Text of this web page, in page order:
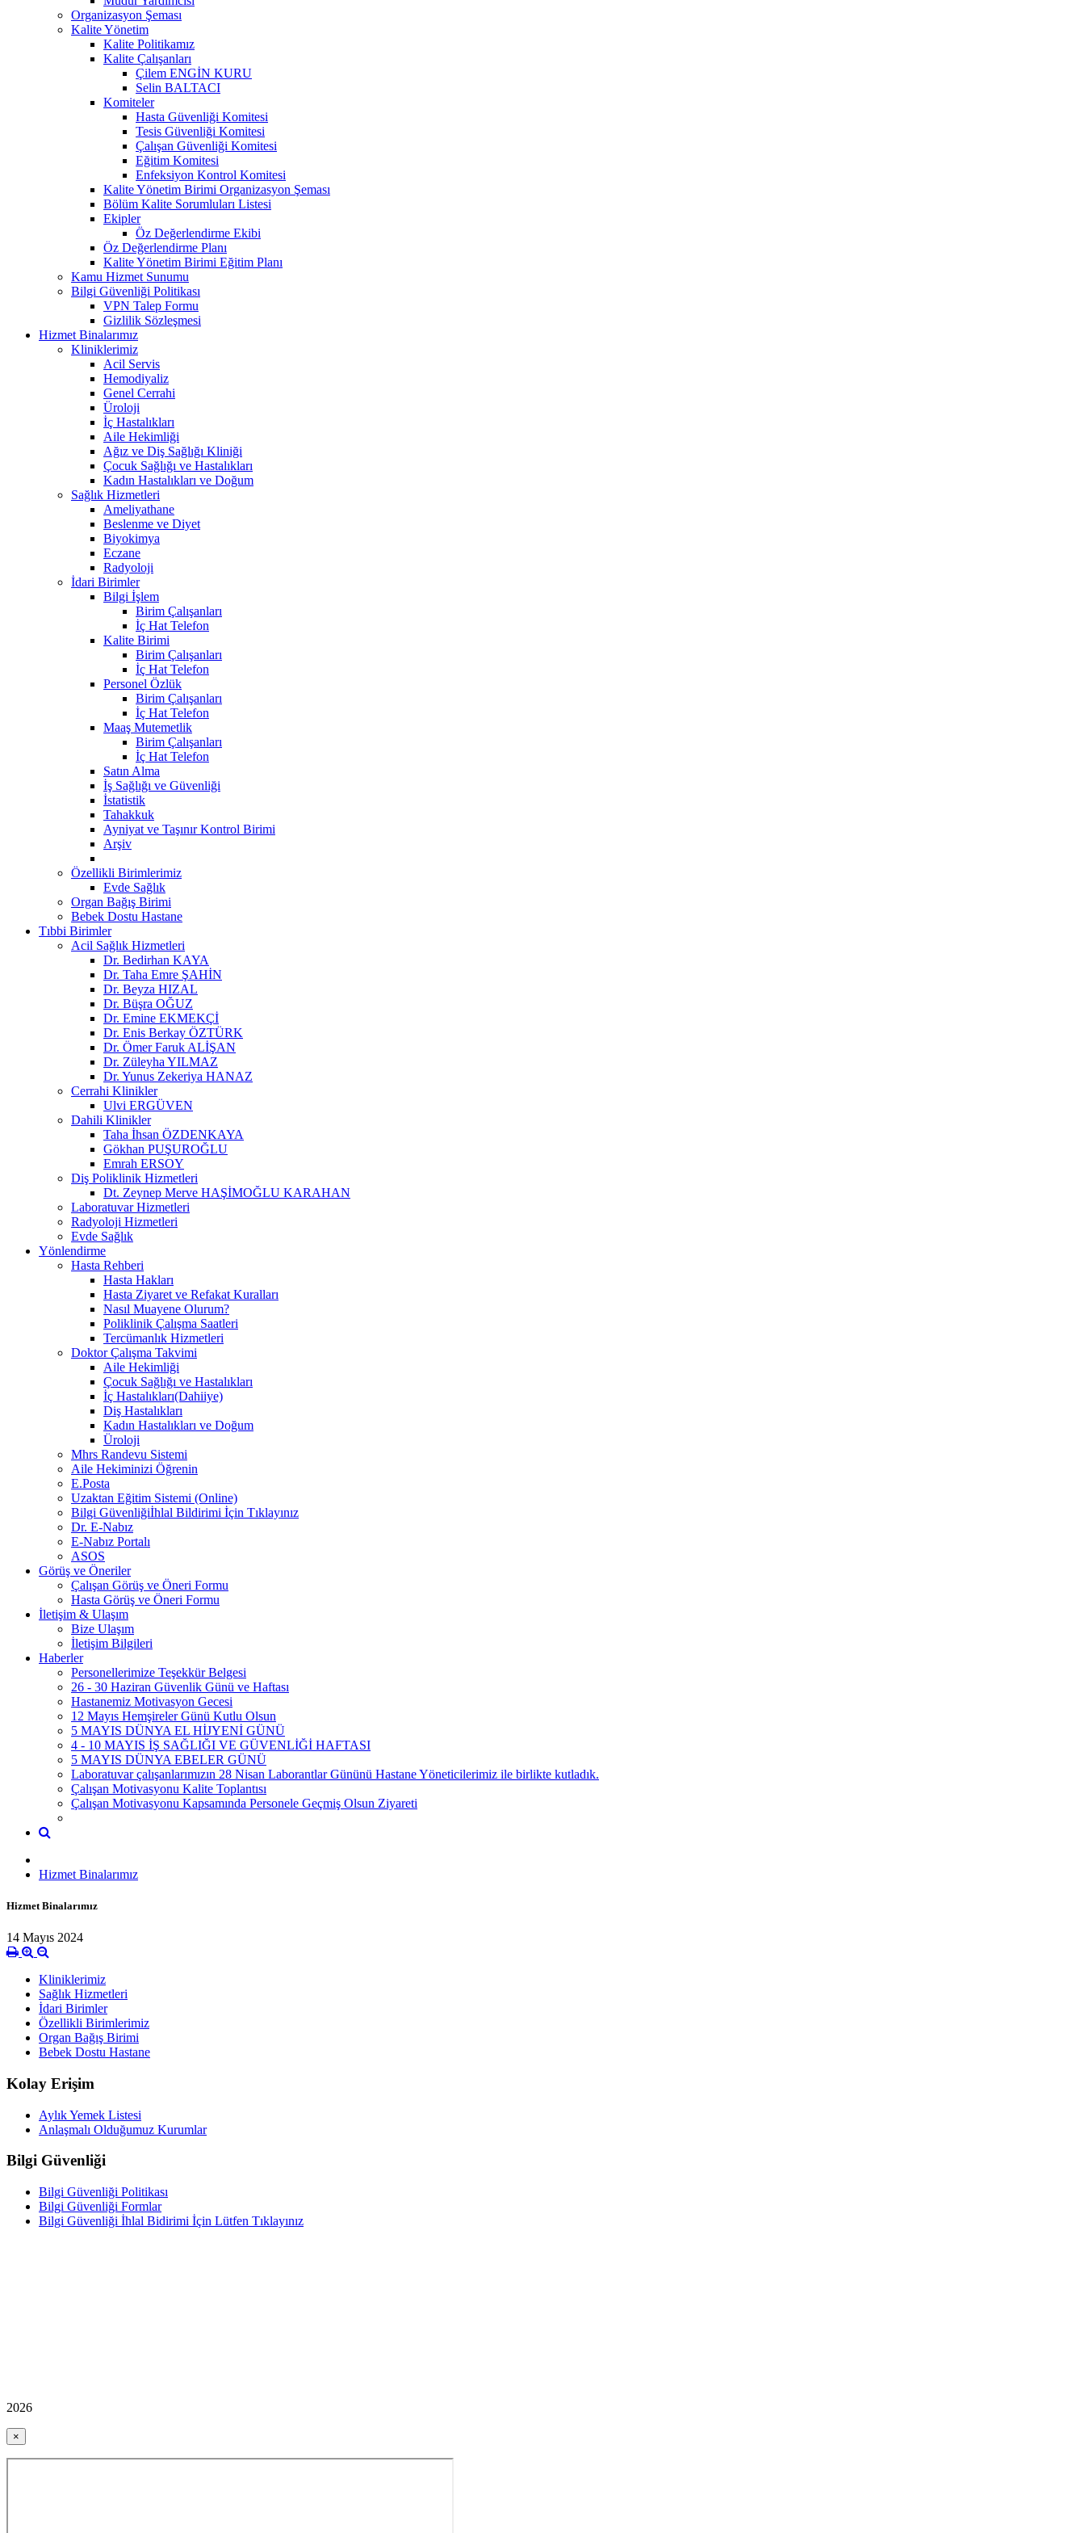
Organizasyon Şeması
Kalite Yönetim
Kalite Politikamız
Kalite Çalışanları
Çilem ENGİN KURU
Selin BALTACI
Komiteler
Hasta Güvenliği Komitesi
Tesis Güvenliği Komitesi
Çalışan Güvenliği Komitesi
Eğitim Komitesi
Enfeksiyon Kontrol Komitesi
Kalite Yönetim Birimi Organizasyon Şeması
Bölüm Kalite Sorumluları Listesi
Ekipler
Öz Değerlendirme Ekibi
Öz Değerlendirme Planı
Kalite Yönetim Birimi Eğitim Planı
Kamu Hizmet Sunumu
Bilgi Güvenliği Politikası
VPN Talep Formu
Gizlilik Sözleşmesi
Hizmet Binalarımız
Kliniklerimiz
Acil Servis
Hemodiyaliz
Genel Cerrahi
Üroloji
İç Hastalıkları
Aile Hekimliği
Ağız ve Diş Sağlığı Kliniği
Çocuk Sağlığı ve Hastalıkları
Kadın Hastalıkları ve Doğum
Sağlık Hizmetleri
Ameliyathane
Beslenme ve Diyet
Biyokimya
Eczane
Radyoloji
İdari Birimler
Bilgi İşlem
Birim Çalışanları
İç Hat Telefon
Kalite Birimi
Birim Çalışanları
İç Hat Telefon
Personel Özlük
Birim Çalışanları
İç Hat Telefon
Maaş Mutemetlik
Birim Çalışanları
İç Hat Telefon
Satın Alma
İş Sağlığı ve Güvenliği
İstatistik
Tahakkuk
Ayniyat ve Taşınır Kontrol Birimi
Arşiv
Özellikli Birimlerimiz
Evde Sağlık
Organ Bağış Birimi
Bebek Dostu Hastane
Tıbbi Birimler
Acil Sağlık Hizmetleri
Dr. Bedirhan KAYA
Dr. Taha Emre ŞAHİN
Dr. Beyza HIZAL
Dr. Büşra OĞUZ
Dr. Emine EKMEKÇİ
Dr. Enis Berkay ÖZTÜRK
Dr. Ömer Faruk ALİŞAN
Dr. Züleyha YILMAZ
Dr. Yunus Zekeriya HANAZ
Cerrahi Klinikler
Ulvi ERGÜVEN
Dahili Klinikler
Taha İhsan ÖZDENKAYA
Gökhan PUŞUROĞLU
Emrah ERSOY
Diş Poliklinik Hizmetleri
Dt. Zeynep Merve HAŞİMOĞLU KARAHAN
Laboratuvar Hizmetleri
Radyoloji Hizmetleri
Evde Sağlık
Yönlendirme
Hasta Rehberi
Hasta Hakları
Hasta Ziyaret ve Refakat Kuralları
Nasıl Muayene Olurum?
Poliklinik Çalışma Saatleri
Tercümanlık Hizmetleri
Doktor Çalışma Takvimi
Aile Hekimliği
Çocuk Sağlığı ve Hastalıkları
İç Hastalıkları(Dahiiye)
Diş Hastalıkları
Kadın Hastalıkları ve Doğum
Üroloji
Mhrs Randevu Sistemi
Aile Hekiminizi Öğrenin
E.Posta
Uzaktan Eğitim Sistemi (Online)
Bilgi Güvenliğiİhlal Bildirimi İçin Tıklayınız
Dr. E-Nabız
E-Nabız Portalı
ASOS
Görüş ve Öneriler
Çalışan Görüş ve Öneri Formu
Hasta Görüş ve Öneri Formu
İletişim & Ulaşım
Bize Ulaşım
İletişim Bilgileri
Haberler
Personellerimize Teşekkür Belgesi
26 - 30 Haziran Güvenlik Günü ve Haftası
Hastanemiz Motivasyon Gecesi
12 Mayıs Hemşireler Günü Kutlu Olsun
5 MAYIS DÜNYA EL HİJYENİ GÜNÜ
4 - 10 MAYIS İŞ SAĞLIĞI VE GÜVENLİĞİ HAFTASI
5 MAYIS DÜNYA EBELER GÜNÜ
Laboratuvar çalışanlarımızın 28 Nisan Laborantlar Gününü Hastane Yöneticilerimiz ile birlikte kutladık.
Çalışan Motivasyonu Kalite Toplantısı
Çalışan Motivasyonu Kapsamında Personele Geçmiş Olsun Ziyareti
Hizmet Binalarımız
Hizmet Binalarımız
14 Mayıs 2024
Kliniklerimiz
Sağlık Hizmetleri
İdari Birimler
Özellikli Birimlerimiz
Organ Bağış Birimi
Bebek Dostu Hastane
Kolay Erişim
Aylık Yemek Listesi
Anlaşmalı Olduğumuz Kurumlar
Bilgi Güvenliği
Bilgi Güvenliği Politikası
Bilgi Güvenliği Formlar
Bilgi Güvenliği İhlal Bidirimi İçin Lütfen Tıklayınız
2026
×